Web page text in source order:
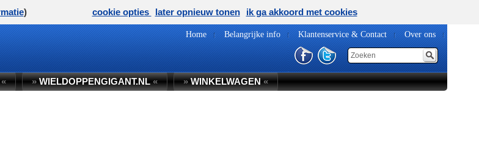
Home Belangrijke info Klantenservice & Contact Over ons
« »WIELDOPPENGIGANT.NL« »WINKELWAGEN«
) cookie opties later opnieuw tonen ik ga akkoord met cookies